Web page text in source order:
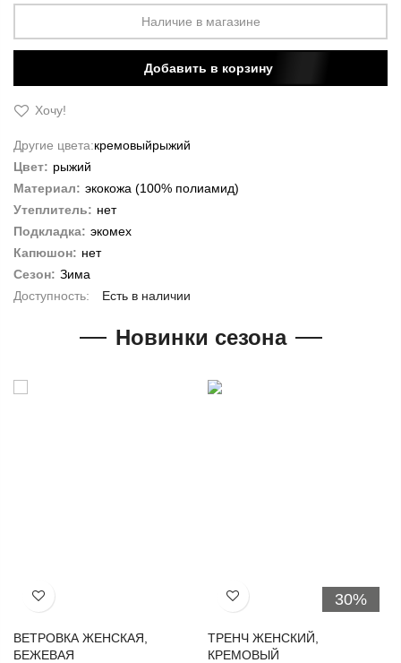
Наличие в магазине
Добавить в корзину
Хочу!
Другие цвета:кремовыйрыжий
Цвет: рыжий
Материал: экокожа (100% полиамид)
Утеплитель: нет
Подкладка: экомех
Капюшон: нет
Сезон: Зима
Есть в наличии
Новинки сезона
Хочу!
ВЕТРОВКА ЖЕНСКАЯ,
БЕЖЕВАЯ
30%
Хочу!
ТРЕНЧ ЖЕНСКИЙ,
КРЕМОВЫЙ